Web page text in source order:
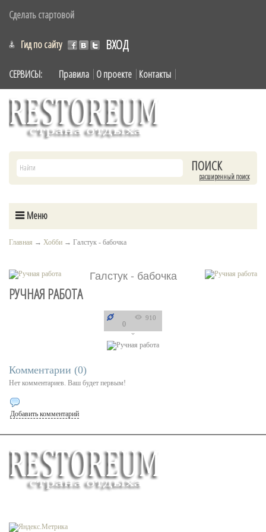
Сделать стартовой
ВХОД
Гид по сайту
СЕРВИСЫ: Правила О проекте Контакты
расширенный поиск
Меню
Главная → Хобби → Галстук - бабочка
Галстук - бабочка
РУЧНАЯ РАБОТА
0
910
Комментарии (0)
Нет комментариев. Ваш будет первым!
Добавить комментарий